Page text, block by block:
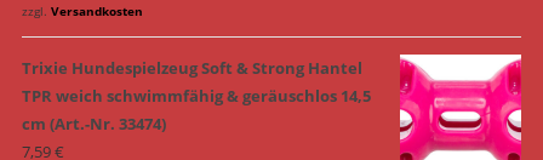
zzgl. Versandkosten
Trixie Hundespielzeug Soft & Strong Hantel
TPR weich schwimmfähig & geräuschlos 14,5
cm (Art.-Nr. 33474)
7,59€